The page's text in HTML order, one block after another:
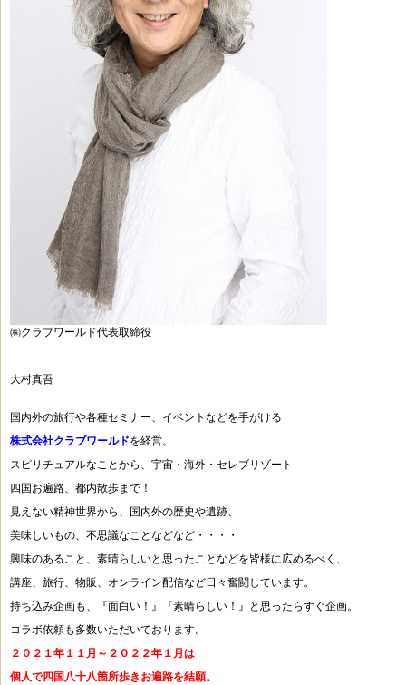
㈱クラブワールド代表取締役
大村真吾
国内外の旅行や各種セミナー、イベントなどを手がける
株式会社クラブワールドを経営。
スピリチュアルなことから、宇宙・海外・セレブリゾート
四国お遍路、都内散歩まで！
見えない精神世界から、国内外の歴史や遺跡、
美味しいもの、不思議なことなどなど・・・・
興味のあること、素晴らしいと思ったことなどを皆様に広めるべく、
講座、旅行、物販、オンライン配信など日々奮闘しています。
持ち込み企画も、『面白い！』『素晴らしい！』と思ったらすぐ企画。
コラボ依頼も多数いただいております。
２０２１年１１月～２０２２年１月は
個人で四国八十八箇所歩きお遍路を結願。